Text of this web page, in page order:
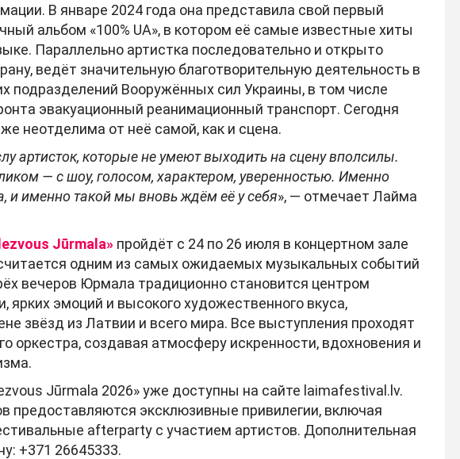
В январе 2024 года она представила свой первый
альбом «100% UA», в котором её самые известные хиты
Параллельно артистка последовательно и открыто
ведёт значительную благотворительную деятельность в
подразделений Вооружённых сил Украины, в том числе
эвакуационный реанимационный транспорт. Сегодня
неотделима от неё самой, как и сцена.
артисток, которые не умеют выходить на сцену вполсилы.
— с шоу, голосом, характером, уверенностью. Именно
и именно такой мы вновь ждём её у себя», — отмечает Лайма
Jūrmala» пройдёт с 24 по 26 июля в концертном зале
одним из самых ожидаемых музыкальных событий
вечеров Юрмала традиционно становится центром
эмоций и высокого художественного вкуса,
звёзд из Латвии и всего мира. Все выступления проходят
оркестра, создавая атмосферу искренности, вдохновения и
Jūrmala 2026» уже доступны на сайте laimafestival.lv.
предоставляются эксклюзивные привилегии, включая
afterparty с участием артистов. Дополнительная
+371 26645333.